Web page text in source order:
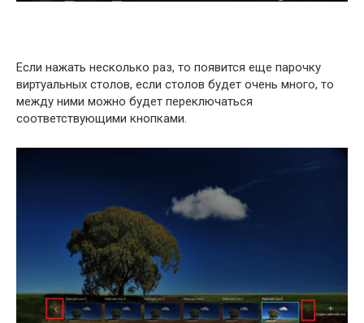
Если нажать несколько раз, то появится еще парочку
виртуальных столов, если столов будет очень много, то
между ними можно будет переключаться
соответствующими кнопками.